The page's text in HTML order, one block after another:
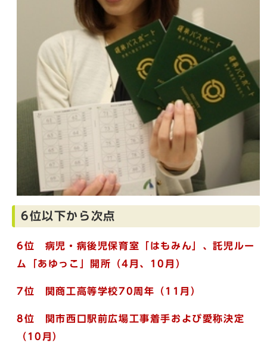
6位以下から次点
6位 病児・病後児保育室「はもみん」、託児ルー
ム「あゆっこ」開所（4月、10月）
7位 関商工高等学校70周年（11月）
8位 関市西口駅前広場工事着手および愛称決定
（10月）